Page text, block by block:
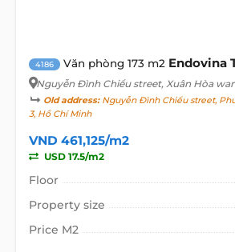
4186 Văn phòng 173 m2 Endovina
Nguyễn Đình Chiểu street, Xuân Hòa
Old address:Nguyễn Đình Chiểu street,
3, Hồ Chí Minh
VND 461,125/m2
USD 17.5/m2
Floor
Property size
Price M2